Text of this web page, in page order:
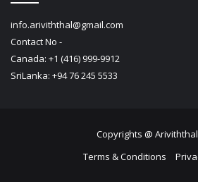
info.ariviththal@gmail.com
Contact No -
Canada: +1 (416) 999-9912
SriLanka: +94 76 245 5533
Copyrights @ Ariviththal
Terms & Conditions